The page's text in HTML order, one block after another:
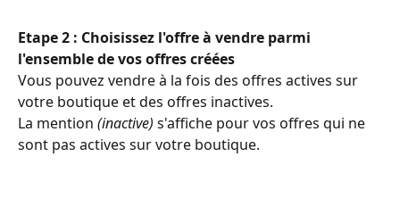
Etape 2 : Choisissez l'offre à vendre parmi
l'ensemble de vos offres créées
Vous pouvez vendre à la fois des offres actives sur
votre boutique et des offres inactives.
La mention (inactive) s'affiche pour vos offres qui ne
sont pas actives sur votre boutique.